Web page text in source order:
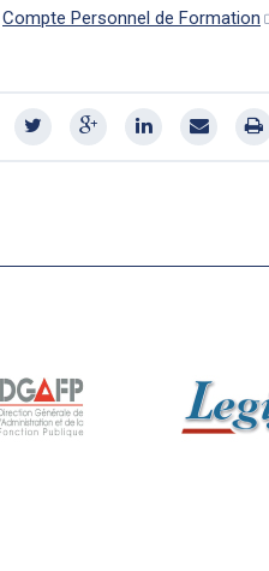
Compte Personnel de Formation